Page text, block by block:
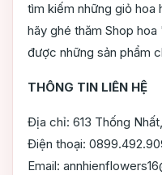
tìm kiếm những giỏ hoa
hãy ghé thăm Shop
được những sản phẩm
THÔNG TIN LIÊN HỆ
Địa chỉ: 613 Thống
Điện thoại:
Email: